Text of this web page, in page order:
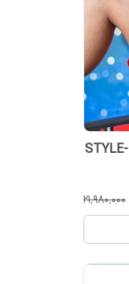
ماساژور شارژی 8852 رونیکس (STYLE-
۲۱٬۹۸۰٬۰۰۰